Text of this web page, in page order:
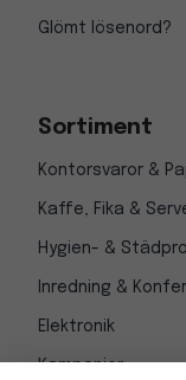
Glömt lösenord?
Sortiment
Kontorsvaror &
Kaffe, Fika &
Hygien- &
Inredning &
Elektronik
Kampanjer